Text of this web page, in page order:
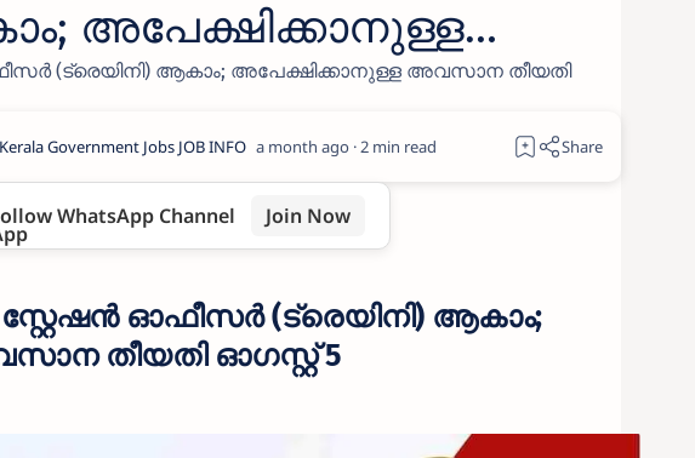
അപേക്ഷിക്കാനുള്ള
ഓഗസ്റ്റ് 5
(ട്രെയിനി) ആകാം; അപേക്ഷിക്കാനുള്ള അവസാന തീയതി
a month ago 2
WhatsApp Channel Join Now
ഓഫീസർ (ട്രെയിനി) ആകാം;
തീയതി ഓഗസ്റ്റ് 5